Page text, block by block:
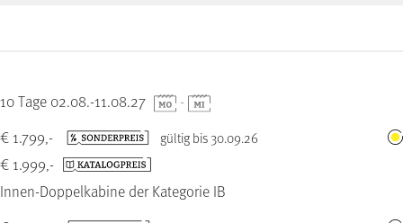
10 Tage 02.08.-11.08.27 -
Innen-Doppelkabine der Kategorie IB
€ 1.799,- gültig bis 30.09.26
€ 1.999,-